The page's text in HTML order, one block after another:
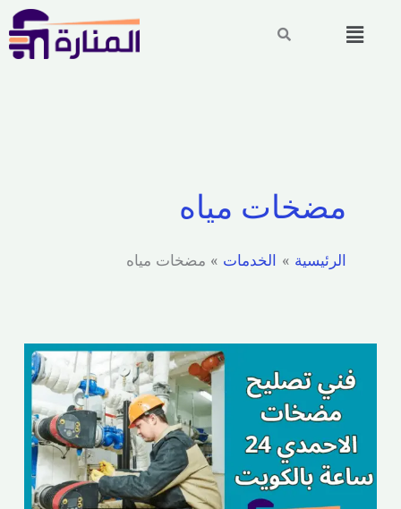
القائمة
مضخات مياه
الرئيسية الخدمات مضخات مياه
تصليح
مضخات
الأحمدي
|